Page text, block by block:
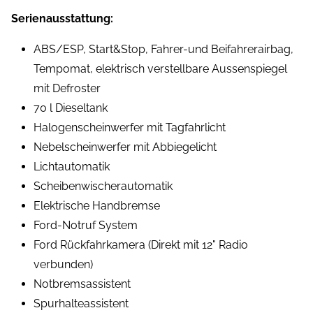
Serienausstattung:
ABS/ESP, Start&Stop, Fahrer-und Beifahrerairbag,
Tempomat, elektrisch verstellbare Aussenspiegel
mit Defroster
70 l Dieseltank
Halogenscheinwerfer mit Tagfahrlicht
Nebelscheinwerfer mit Abbiegelicht
Lichtautomatik
Scheibenwischerautomatik
Elektrische Handbremse
Ford-Notruf System
Ford Rückfahrkamera (Direkt mit 12" Radio
verbunden)
Notbremsassistent
Spurhalteassistent